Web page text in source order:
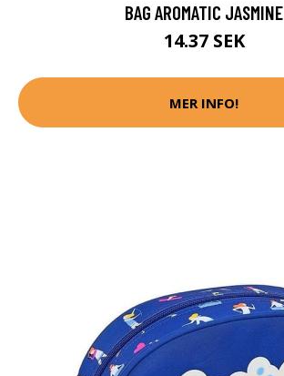
BAG AROMATIC JASMINE
14.37 SEK
MER INFO!